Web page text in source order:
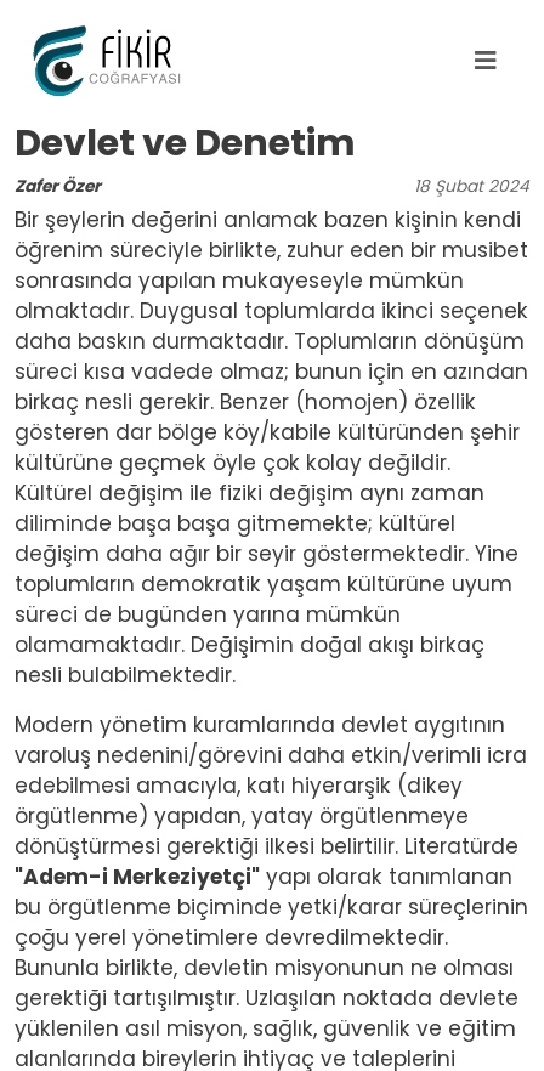
Devlet ve Denetim
Zafer Özer 18 Şubat 2024
Bir şeylerin değerini anlamak bazen kişinin kendi
öğrenim süreciyle birlikte, zuhur eden bir musibet
sonrasında yapılan mukayeseyle mümkün
olmaktadır. Duygusal toplumlarda ikinci seçenek
daha baskın durmaktadır. Toplumların dönüşüm
süreci kısa vadede olmaz; bunun için en azından
birkaç nesli gerekir. Benzer (homojen) özellik
gösteren dar bölge köy/kabile kültüründen şehir
kültürüne geçmek öyle çok kolay değildir.
Kültürel değişim ile fiziki değişim aynı zaman
diliminde başa başa gitmemekte; kültürel
değişim daha ağır bir seyir göstermektedir. Yine
toplumların demokratik yaşam kültürüne uyum
süreci de bugünden yarına mümkün
olamamaktadır. Değişimin doğal akışı birkaç
nesli bulabilmektedir.
Modern yönetim kuramlarında devlet aygıtının
varoluş nedenini/görevini daha etkin/verimli icra
edebilmesi amacıyla, katı hiyerarşik (dikey
örgütlenme) yapıdan, yatay örgütlenmeye
dönüştürmesi gerektiği ilkesi belirtilir. Literatürde
"Adem-i Merkeziyetçi" yapı olarak tanımlanan
bu örgütlenme biçiminde yetki/karar süreçlerinin
çoğu yerel yönetimlere devredilmektedir.
Bununla birlikte, devletin misyonunun ne olması
gerektiği tartışılmıştır. Uzlaşılan noktada devlete
yüklenilen asıl misyon, sağlık, güvenlik ve eğitim
alanlarında bireylerin ihtiyaç ve taleplerini